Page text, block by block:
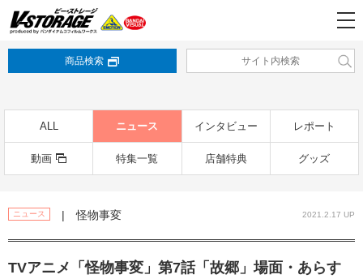
商品検索
ALL ニュース インタビュー レポート
動画 特集一覧 店舗特典 グッズ
ニュース | 怪物事変 2021.2.17 UP
TVアニメ「怪物事変」第7話「故郷」場面・あらす